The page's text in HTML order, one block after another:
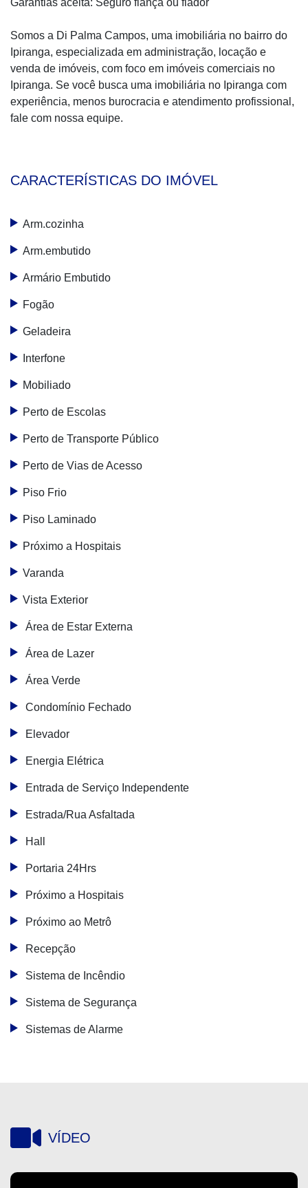
Garantias aceita: Seguro fiança ou fiador
Somos a Di Palma Campos, uma imobiliária no bairro do
Ipiranga, especializada em administração, locação e
venda de imóveis, com foco em imóveis comerciais no
Ipiranga. Se você busca uma imobiliária no Ipiranga com
experiência, menos burocracia e atendimento profissional,
fale com nossa equipe.
CARACTERÍSTICAS DO IMÓVEL
Arm.cozinha
Arm.embutido
Armário Embutido
Fogão
Geladeira
Interfone
Mobiliado
Perto de Escolas
Perto de Transporte Público
Perto de Vias de Acesso
Piso Frio
Piso Laminado
Próximo a Hospitais
Varanda
Vista Exterior
Área de Estar Externa
Área de Lazer
Área Verde
Condomínio Fechado
Elevador
Energia Elétrica
Entrada de Serviço Independente
Estrada/Rua Asfaltada
Hall
Portaria 24Hrs
Próximo a Hospitais
Próximo ao Metrô
Recepção
Sistema de Incêndio
Sistema de Segurança
Sistemas de Alarme
VÍDEO